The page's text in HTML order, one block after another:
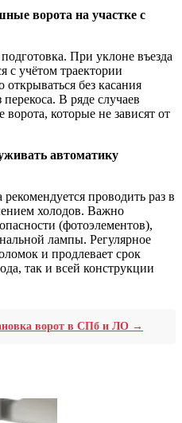
ворота на участке с
При уклоне въезда
с учётом траектории
без касания
В ряде случаев
ворота, которые не зависят от
автоматику
проводить раз в
холодов. Важно
(фотоэлементов),
лампы. Регулярное
и продлевает срок
так и всей конструкции
ворот в СПб и ЛО →